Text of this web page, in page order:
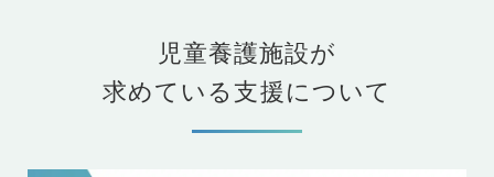
児童養護施設が
求めている支援について